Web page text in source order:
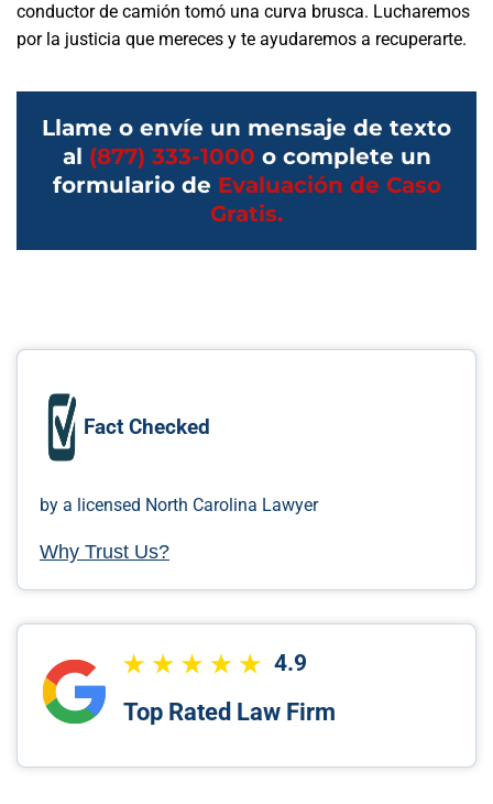
conductor de camión tomó una curva brusca. Lucharemos
por la justicia que mereces y te ayudaremos a recuperarte.
Llame o envíe un mensaje de texto
al (877) 333-1000 o complete un
formulario de Evaluación de Caso
Gratis.
Fact Checked
by a licensed North Carolina Lawyer
Why Trust Us?
4.9
Top Rated Law Firm